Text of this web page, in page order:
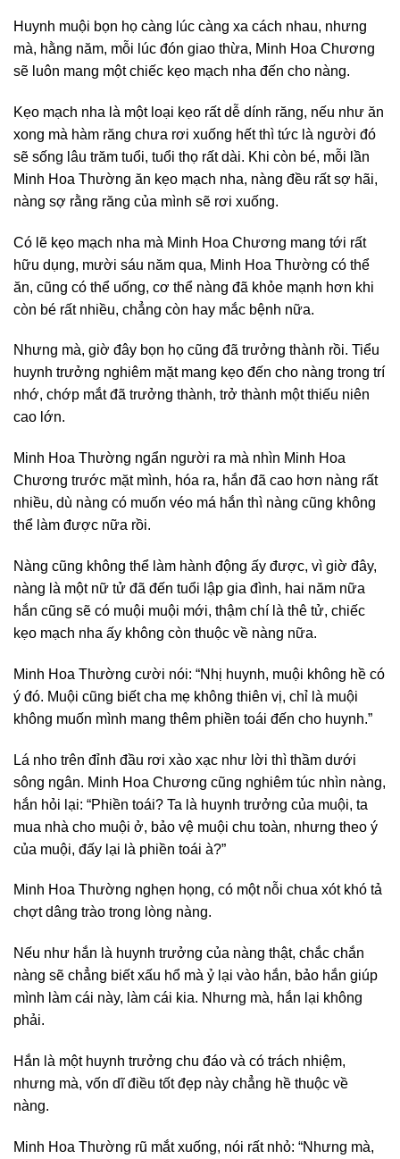
Huynh muội bọn họ càng lúc càng xa cách nhau, nhưng
mà, hằng năm, mỗi lúc đón giao thừa, Minh Hoa Chương
sẽ luôn mang một chiếc kẹo mạch nha đến cho nàng.
Kẹo mạch nha là một loại kẹo rất dễ dính răng, nếu như ăn
xong mà hàm răng chưa rơi xuống hết thì tức là người đó
sẽ sống lâu trăm tuổi, tuổi thọ rất dài. Khi còn bé, mỗi lần
Minh Hoa Thường ăn kẹo mạch nha, nàng đều rất sợ hãi,
nàng sợ rằng răng của mình sẽ rơi xuống.
Có lẽ kẹo mạch nha mà Minh Hoa Chương mang tới rất
hữu dụng, mười sáu năm qua, Minh Hoa Thường có thể
ăn, cũng có thể uống, cơ thể nàng đã khỏe mạnh hơn khi
còn bé rất nhiều, chẳng còn hay mắc bệnh nữa.
Nhưng mà, giờ đây bọn họ cũng đã trưởng thành rồi. Tiểu
huynh trưởng nghiêm mặt mang kẹo đến cho nàng trong trí
nhớ, chớp mắt đã trưởng thành, trở thành một thiếu niên
cao lớn.
Minh Hoa Thường ngẩn người ra mà nhìn Minh Hoa
Chương trước mặt mình, hóa ra, hắn đã cao hơn nàng rất
nhiều, dù nàng có muốn véo má hắn thì nàng cũng không
thể làm được nữa rồi.
Nàng cũng không thể làm hành động ấy được, vì giờ đây,
nàng là một nữ tử đã đến tuổi lập gia đình, hai năm nữa
hắn cũng sẽ có muội muội mới, thậm chí là thê tử, chiếc
kẹo mạch nha ấy không còn thuộc về nàng nữa.
Minh Hoa Thường cười nói: “Nhị huynh, muội không hề có
ý đó. Muội cũng biết cha mẹ không thiên vị, chỉ là muội
không muốn mình mang thêm phiền toái đến cho huynh.”
Lá nho trên đỉnh đầu rơi xào xạc như lời thì thầm dưới
sông ngân. Minh Hoa Chương cũng nghiêm túc nhìn nàng,
hắn hỏi lại: “Phiền toái? Ta là huynh trưởng của muội, ta
mua nhà cho muội ở, bảo vệ muội chu toàn, nhưng theo ý
của muội, đấy lại là phiền toái à?”
Minh Hoa Thường nghẹn họng, có một nỗi chua xót khó tả
chợt dâng trào trong lòng nàng.
Nếu như hắn là huynh trưởng của nàng thật, chắc chắn
nàng sẽ chẳng biết xấu hổ mà ỷ lại vào hắn, bảo hắn giúp
mình làm cái này, làm cái kia. Nhưng mà, hắn lại không
phải.
Hắn là một huynh trưởng chu đáo và có trách nhiệm,
nhưng mà, vốn dĩ điều tốt đẹp này chẳng hề thuộc về
nàng.
Minh Hoa Thường rũ mắt xuống, nói rất nhỏ: “Nhưng mà,